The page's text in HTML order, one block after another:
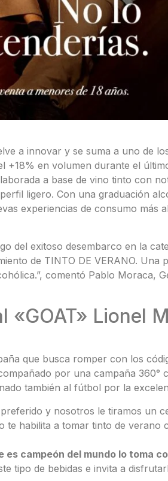
a innovar y se suma a uno de
+18% en volumen durante el
a base de vino tinto con
ligero. Con una graduación
experiencias de consumo más
del exitoso desembarco en la
de TINTO DE VERANO. Una
comentó Pablo Moraca,
«GOAT» Lionel
que busca romper con los
por una campaña 360°
también al fútbol por la
y nosotros le tiramos un
te habilita a tomar tinto de verano
es campeón del mundo lo toma
tipo de bebidas e invita a